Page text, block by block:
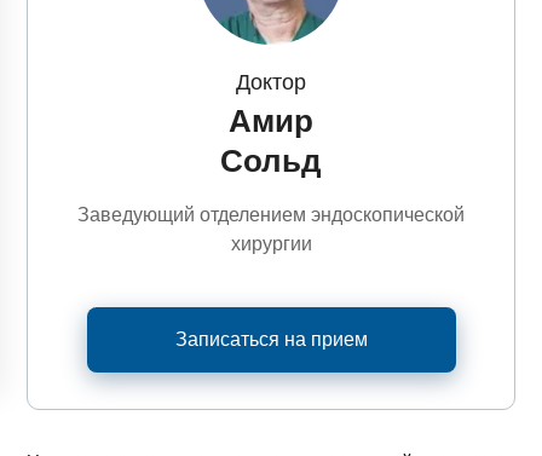
Доктор
Амир
Сольд
Заведующий отделением эндоскопической
хирургии
Записаться на прием